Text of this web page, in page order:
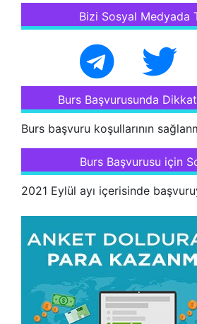
Bizi Sosyal Medyada
Burs Başvurusunda
Burs başvuru koşullarının
Burs Başvurusu için
2021 Eylül ayı içerisinde